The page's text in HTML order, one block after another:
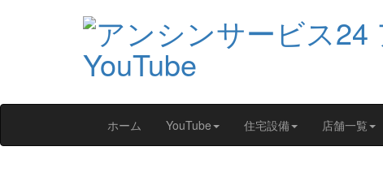
ホーム YouTube 住宅設備 店舗一覧